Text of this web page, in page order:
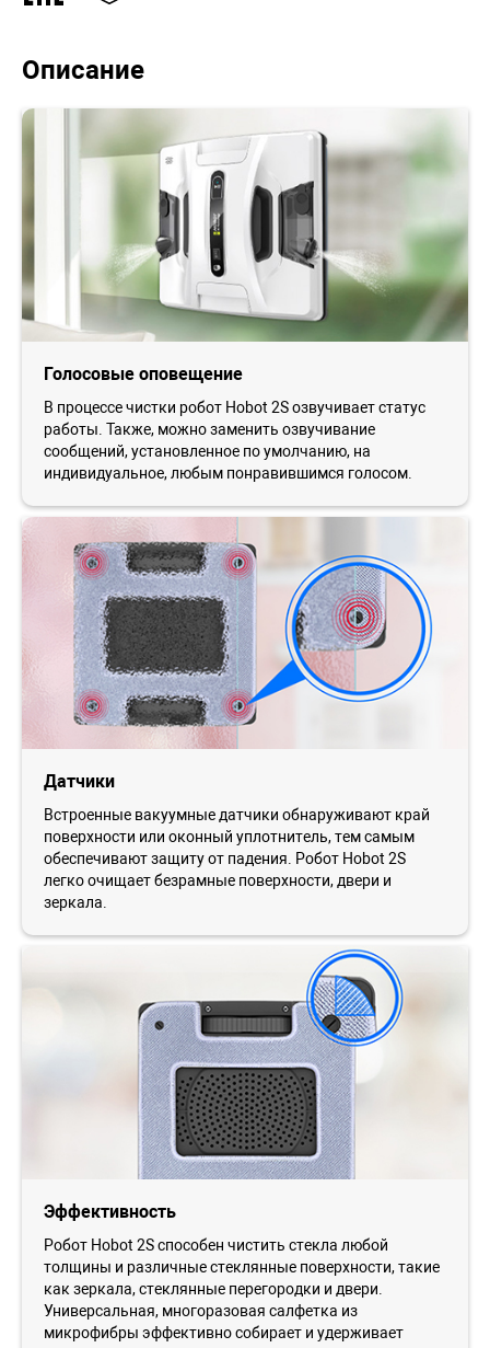
Описание
Голосовые оповещение
В процессе чистки робот Ноbot 2S озвучивает статус
работы. Также, можно заменить озвучивание
сообщений, установленное по умолчанию, на
индивидуальное, любым понравившимся голосом.
Датчики
Встроенные вакуумные датчики обнаруживают край
поверхности или оконный уплотнитель, тем самым
обеспечивают защиту от падения. Робот Ноbot 2S
легко очищает безрамные поверхности, двери и
зеркала.
Эффективность
Робот Ноbot 2S способен чистить стекла любой
толщины и различные стеклянные поверхности, такие
как зеркала, стеклянные перегородки и двери.
Универсальная, многоразовая салфетка из
микрофибры эффективно собирает и удерживает